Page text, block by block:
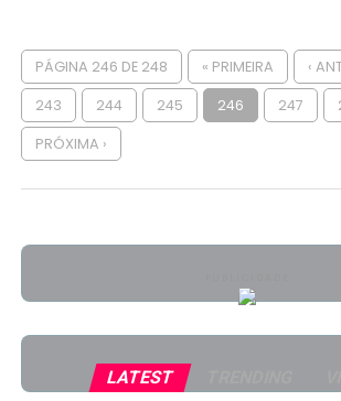
PÁGINA 246 DE 248 « PRIMEIRA ‹
243 244 245 246 247
PRÓXIMA ›
LATEST